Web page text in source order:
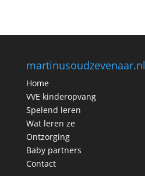
martinusoudzevenaar.nl
Home
VVE kinderopvang
Spelend leren
Wat leren ze
Ontzorging
Baby partners
Contact